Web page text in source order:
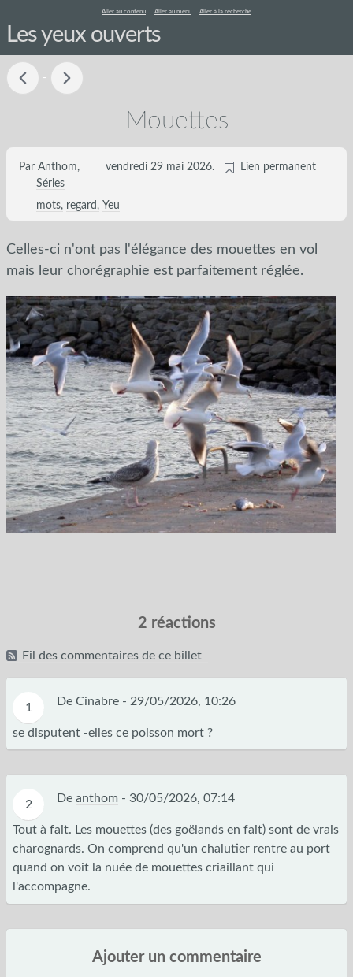
Aller au contenu Aller au menu Aller à la recherche
Les yeux ouverts
-
Mouettes
Par Anthom, vendredi 29 mai 2026.
Lien permanent
Séries
mots regard Yeu
Celles-ci n'ont pas l'élégance des mouettes en vol
mais leur chorégraphie est parfaitement réglée.
2 réactions
Fil des commentaires de ce billet
1 De Cinabre - 29/05/2026, 10:26
se disputent -elles ce poisson mort ?
2 De anthom - 30/05/2026, 07:14
Tout à fait. Les mouettes (des goëlands en fait) sont de vrais
charognards. On comprend qu'un chalutier rentre au port
quand on voit la nuée de mouettes criaillant qui
l'accompagne.
Ajouter un commentaire